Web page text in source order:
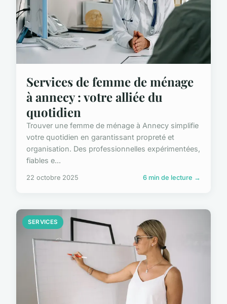
Services de femme de ménage
à annecy : votre alliée du
quotidien
Trouver une femme de ménage à Annecy simplifie
votre quotidien en garantissant propreté et
organisation. Des professionnelles expérimentées,
fiables e...
22 octobre 2025 6 min de lecture →
SERVICES